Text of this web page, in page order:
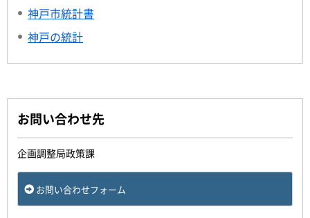
神戸市統計書
神戸の統計
お問い合わせ先
企画調整局政策課
お問い合わせフォーム